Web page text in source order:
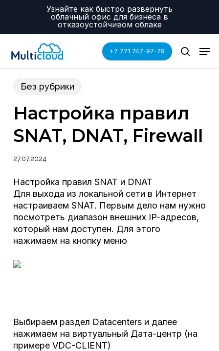
Узнайте как быстро развернуть
облачный офис для бизнеса в
отказоустойчивом облаке
+7 771 747-97-79
search
Без рубрики
Настройка правил
SNAT, DNAT, Firewall
27.07.2024
Настройка правил SNAT и DNAT
Для выхода из локальной сети в Интернет
настраиваем SNAT. Первым дело нам нужно
посмотреть диапазон внешних IP-адресов,
который нам доступен. Для этого
нажимаем на кнопку меню
Выбираем раздел Datacenters и далее
нажимаем на виртуальный Дата-центр (на
примере VDC-CLIENT)